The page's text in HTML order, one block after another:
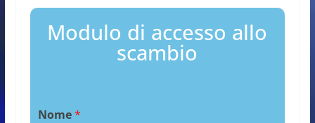
Modulo di accesso allo
scambio
Nome*